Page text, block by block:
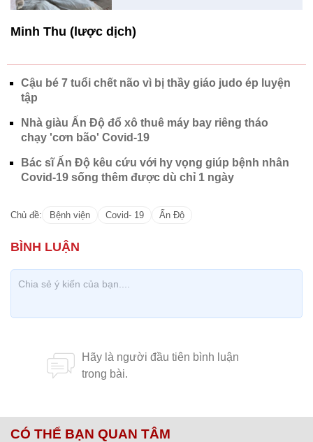
Minh Thu (lược dịch)
Cậu bé 7 tuổi chết não vì bị thầy giáo judo ép luyện
tập
Nhà giàu Ấn Độ đổ xô thuê máy bay riêng tháo
chạy 'cơn bão' Covid-19
Bác sĩ Ấn Độ kêu cứu với hy vọng giúp bệnh nhân
Covid-19 sống thêm được dù chỉ 1 ngày
Chủ đề: Bệnh viện Covid- 19 Ấn Độ
CÓ THỂ BẠN QUAN TÂM